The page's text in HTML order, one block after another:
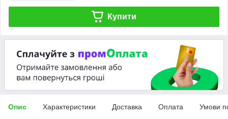
Купити
Опис Характеристики Доставка Оплата Умови